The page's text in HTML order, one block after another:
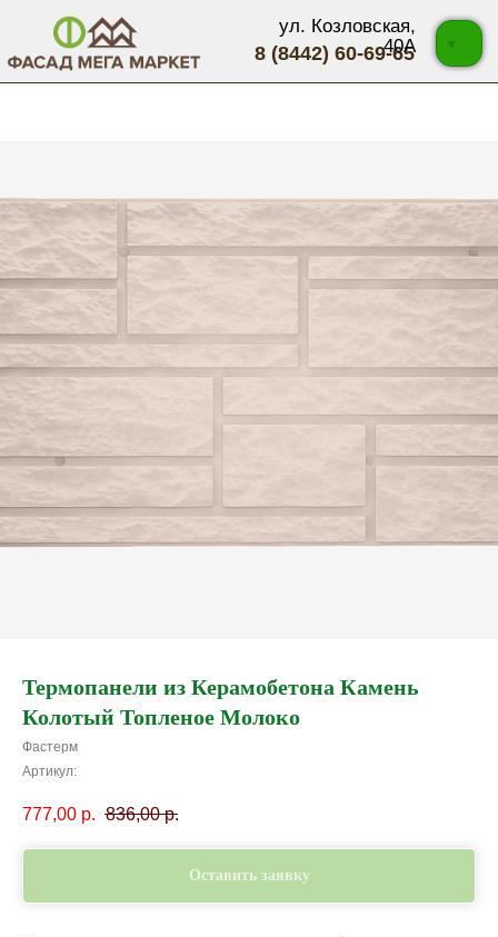
8 (8442) 60-69-65
ул. Козловская,
40А
Термопанели из Керамобетона Камень
Колотый Топленое Молоко
Фастерм
Артикул:
777,00 р. 836,00 р.
Оставить заявку